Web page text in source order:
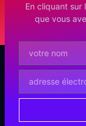
En cliquant sur
que vous